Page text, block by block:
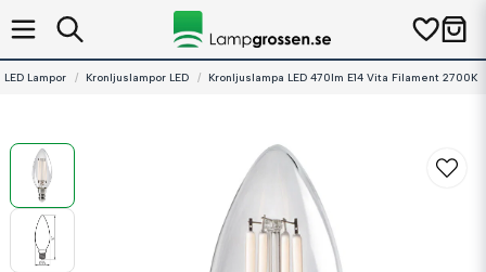
LED Lampor Kronljuslampor LED Kronljuslampa LED 470lm E14 Vita Filament 2700K